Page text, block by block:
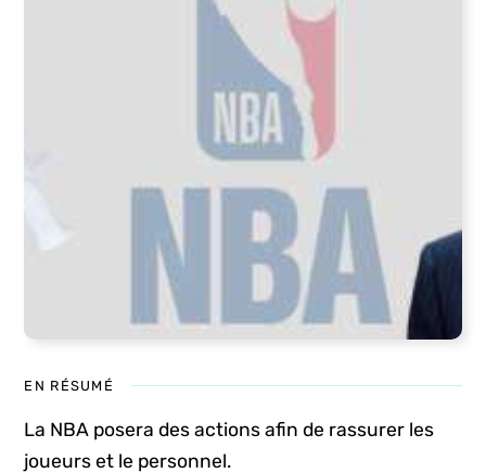
EN RÉSUMÉ
La NBA posera des actions afin de rassurer les
joueurs et le personnel.